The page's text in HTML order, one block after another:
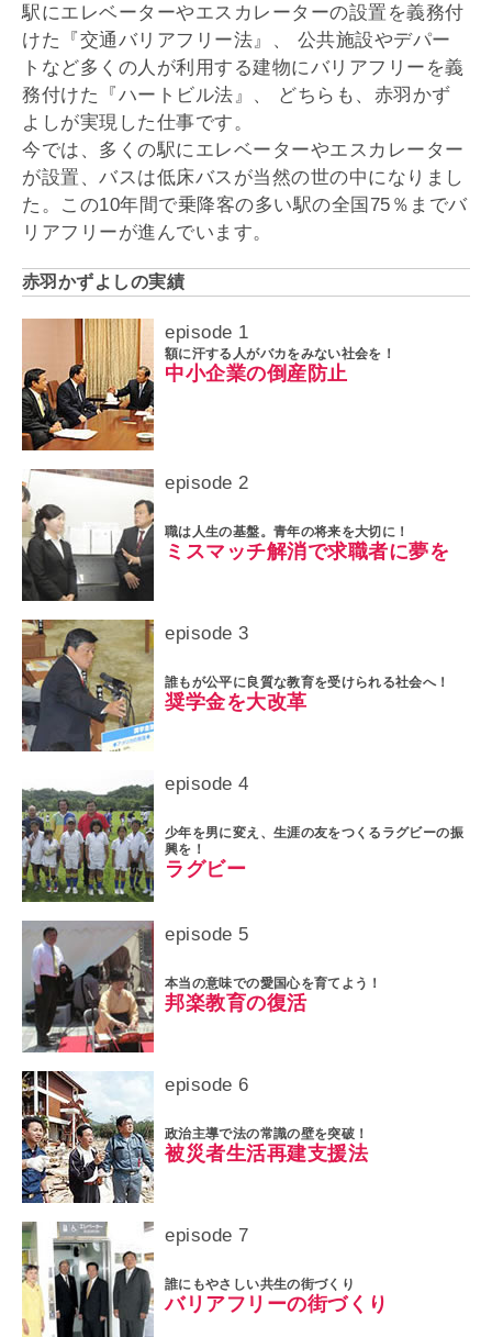
駅にエレベーターやエスカレーターの設置を義務付
けた『交通バリアフリー法』、 公共施設やデパー
トなど多くの人が利用する建物にバリアフリーを義
務付けた『ハートビル法』、 どちらも、赤羽かず
よしが実現した仕事です。
今では、多くの駅にエレベーターやエスカレーター
が設置、バスは低床バスが当然の世の中になりまし
た。この10年間で乗降客の多い駅の全国75％までバ
リアフリーが進んでいます。
赤羽かずよしの実績
episode 1
額に汗する人がバカをみない社会を！
中小企業の倒産防止
episode 2
職は人生の基盤。青年の将来を大切に！
ミスマッチ解消で求職者に夢を
episode 3
誰もが公平に良質な教育を受けられる社会へ！
奨学金を大改革
episode 4
少年を男に変え、生涯の友をつくるラグビーの振
興を！
ラグビー
episode 5
本当の意味での愛国心を育てよう！
邦楽教育の復活
episode 6
政治主導で法の常識の壁を突破！
被災者生活再建支援法
episode 7
誰にもやさしい共生の街づくり
バリアフリーの街づくり